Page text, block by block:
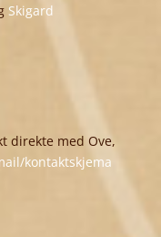
Skigard
direkte med Ove,
kontaktskjema